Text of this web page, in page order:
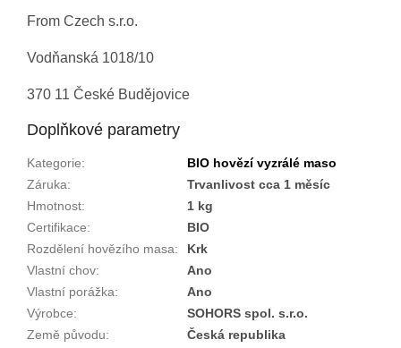
From Czech s.r.o.
Vodňanská 1018/10
370 11 České Budějovice
Doplňkové parametry
Kategorie:
BIO hovězí vyzrálé maso
Záruka:
Trvanlivost cca 1 měsíc
Hmotnost:
1 kg
Certifikace:
BIO
Rozdělení hovězího masa:
Krk
Vlastní chov:
Ano
Vlastní porážka:
Ano
Výrobce:
SOHORS spol. s.r.o.
Země původu: Česká republika